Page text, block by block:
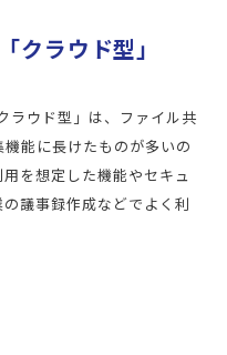
クラウド型」
ラウド型」は、ファイル共
能に長けたものが多いの
を想定した機能やセキュ
議事録作成などでよく利